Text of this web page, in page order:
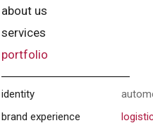
about us
services
portfolio
identity
brand experience